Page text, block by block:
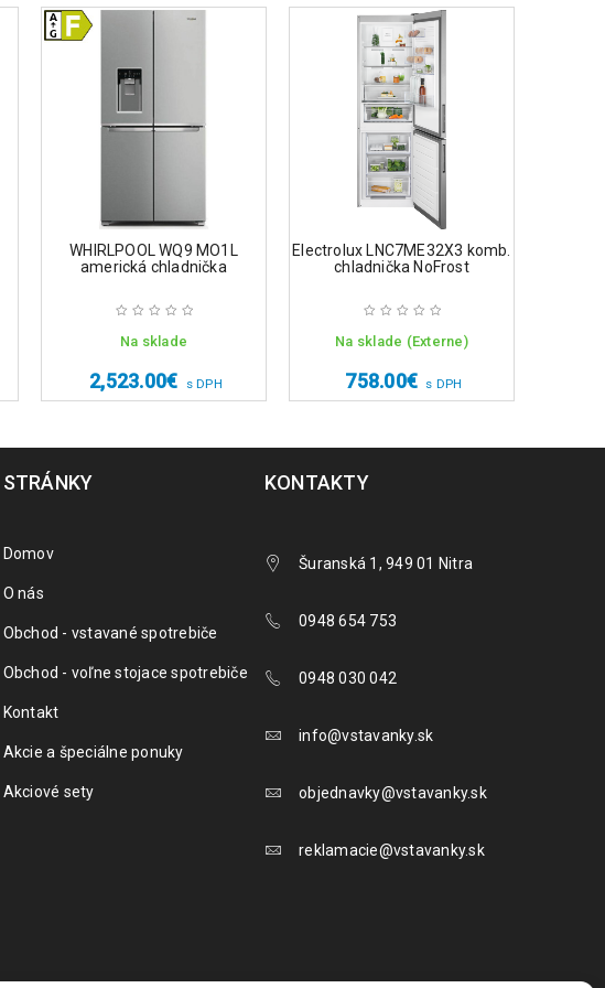
WHIRLPOOL WQ9 MO1L
americká chladnička
Na sklade
2,523.00€ s DPH
Electrolux LNC7ME32X3 komb.
chladnička NoFrost
Na sklade (Externe)
758.00€ s DPH
STRÁNKY
Domov
O nás
Obchod - vstavané spotrebiče
Obchod - voľne stojace spotrebiče
Kontakt
Akcie a špeciálne ponuky
Akciové sety
KONTAKTY
Šuranská 1, 949 01 Nitra
0948 654 753
0948 030 042
info@vstavanky.sk
objednavky@vstavanky.sk
reklamacie@vstavanky.sk